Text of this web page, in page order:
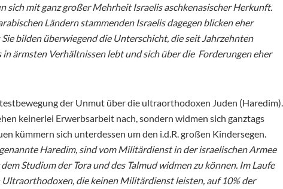
sich mit ganz großer Mehrheit Israelis aschkenasischer Herkunft.
Ländern stammenden Israelis dagegen blicken eher
bilden überwiegend die Unterschicht, die seit Jahrzehnten
ärmsten Verhältnissen lebt und sich über die Forderungen eher
der Unmut über die ultraorthodoxen Juden (Haredim).
keinerlei Erwerbsarbeit nach, sondern widmen sich ganztags
kümmern sich unterdessen um den i.d.R. großen Kindersegen.
Haredim, sind vom Militärdienst in der israelischen Armee
Studium der Tora und des Talmud widmen zu können. Im Laufe
die keinen Militärdienst leisten, auf 10% der